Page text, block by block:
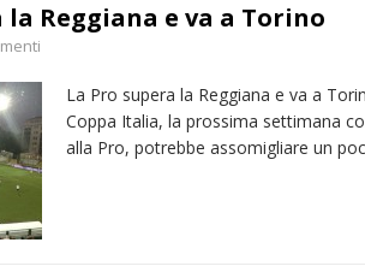
7, 2026 in Cronaca:La Pro verso l’avvio della
7, 2026 in Paesi:
La Regione stanzia oltre
7, 2026 in Cronaca:Il Piemonte ha avviato la
11, 2024 in Speciali:Dieci anni fa l’ingresso a
la Reggiana e va a Torino
La Pro supera la Reggiana e va a
Coppa Italia, la prossima settimana
alla Pro, potrebbe assomigliare un